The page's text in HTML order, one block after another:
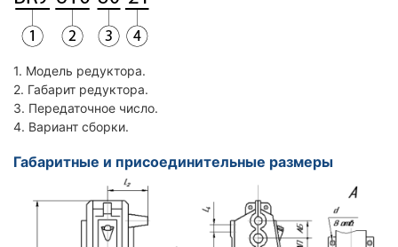
1. Модель редуктора.
2. Габарит редуктора.
3. Передаточное число.
4. Вариант сборки.
Габаритные и присоединительные размеры